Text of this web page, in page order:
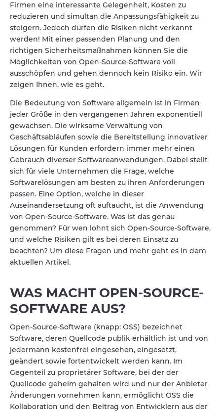
Firmen eine interessante Gelegenheit, Kosten zu
reduzieren und simultan die Anpassungsfähigkeit zu
steigern. Jedoch dürfen die Risiken nicht verkannt
werden! Mit einer passenden Planung und den
richtigen Sicherheitsmaßnahmen können Sie die
Möglichkeiten von Open-Source-Software voll
ausschöpfen und gehen dennoch kein Risiko ein. Wir
zeigen Ihnen, wie es geht.
Die Bedeutung von Software allgemein ist in Firmen
jeder Größe in den vergangenen Jahren exponentiell
gewachsen. Die wirksame Verwaltung von
Geschäftsabläufen sowie die Bereitstellung innovativer
Lösungen für Kunden erfordern immer mehr einen
Gebrauch diverser Softwareanwendungen. Dabei stellt
sich für viele Unternehmen die Frage, welche
Softwarelösungen am besten zu ihren Anforderungen
passen. Eine Option, welche in dieser
Auseinandersetzung oft auftaucht, ist die Anwendung
von Open-Source-Software. Was ist das genau
genommen? Für wen lohnt sich Open-Source-Software,
und welche Risiken gilt es bei deren Einsatz zu
beachten? Um diese Fragen und mehr geht es in dem
aktuellen Artikel.
WAS MACHT OPEN-SOURCE-
SOFTWARE AUS?
Open-Source-Software (knapp: OSS) bezeichnet
Software, deren Quellcode publik erhältlich ist und von
jedermann kostenfrei eingesehen, eingesetzt,
geändert sowie fortentwickelt werden kann. Im
Gegenteil zu proprietärer Software, bei der der
Quellcode geheim gehalten wird und nur der Anbieter
Änderungen vornehmen kann, ermöglicht OSS die
Kollaboration und den Beitrag von Entwicklern aus der